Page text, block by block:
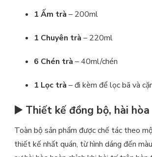
1 Ấm trà – 200ml
1 Chuyên trà – 220ml
6 Chén trà – 40ml/chén
1 Lọc trà – đi kèm để lọc bã và
▶️ Thiết kế đồng bộ, hài hòa
Toàn bộ sản phẩm được chế tác theo
thiết kế nhất quán, từ hình dáng đến